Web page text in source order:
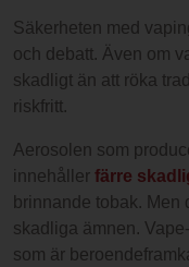
Säkerheten med
och debatt. Även om
skadligt än att röka
riskfritt.
Aerosolen som
innehåller färre
brinnande tobak. Men
skadliga ämnen.
som är